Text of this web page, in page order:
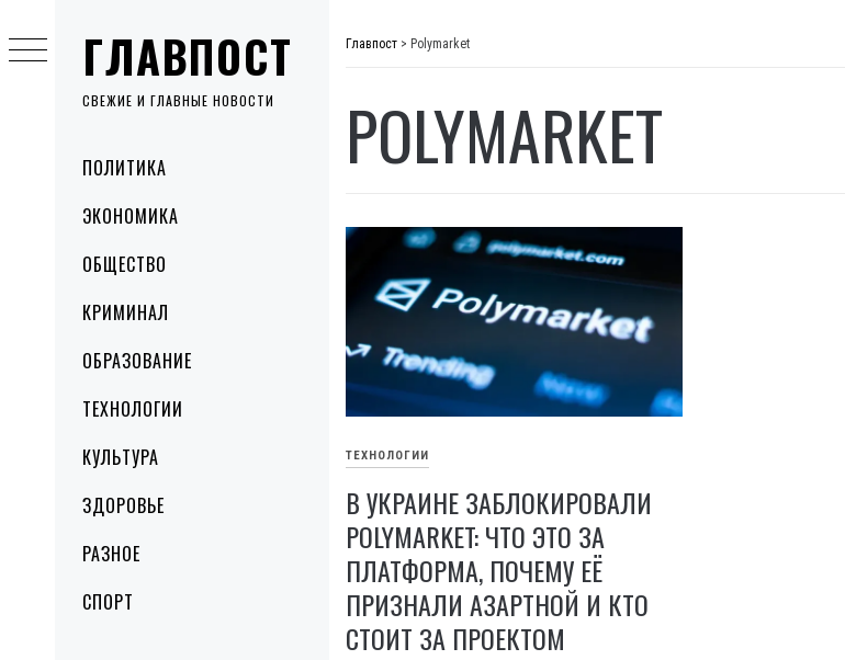
ГЛАВПОСТ
СВЕЖИЕ И ГЛАВНЫЕ НОВОСТИ
MenuПОЛИТИКА
ЭКОНОМИКА
ОБЩЕСТВО
КРИМИНАЛ
ОБРАЗОВАНИЕ
ТЕХНОЛОГИИ
КУЛЬТУРА
ЗДОРОВЬЕ
РАЗНОЕ
СПОРТ
to
content
Главпост > Polymarket
POLYMARKET
ТЕХНОЛОГИИ
В УКРАИНЕ ЗАБЛОКИРОВАЛИ
POLYMARKET: ЧТО ЭТО ЗА
ПЛАТФОРМА, ПОЧЕМУ ЕЁ
ПРИЗНАЛИ АЗАРТНОЙ И КТО
СТОИТ ЗА ПРОЕКТОМ